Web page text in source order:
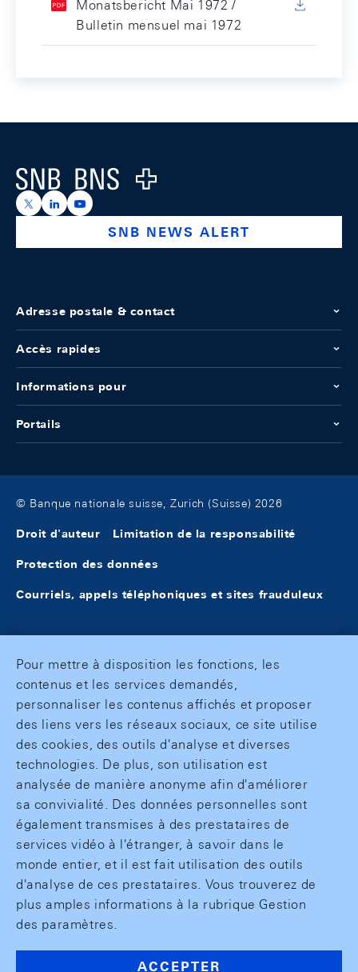
Monatsbericht Mai 1972 /
Bulletin mensuel mai 1972
Logo
https://x.com/snb_bns
https://ch.linkedin.com/company/swiss-national-
https://www.youtube.com/@swissnationalbank
SNB NEWS ALERT
Adresse postale & contact
Accès rapides
Informations pour
Portails
© Banque nationale suisse, Zurich (Suisse) 2026
Droit d'auteur Limitation de la responsabilité
Protection des données
Courriels, appels téléphoniques et sites frauduleux
Pour mettre à disposition les fonctions, les
contenus et les services demandés,
personnaliser les contenus affichés et proposer
des liens vers les réseaux sociaux, ce site utilise
des cookies, des outils d'analyse et diverses
technologies. De plus, son utilisation est
analysée de manière anonyme afin d'améliorer
sa convivialité. Des données personnelles sont
également transmises à des prestataires de
services vidéo à l'étranger, à savoir dans le
monde entier, et il est fait utilisation des outils
d'analyse de ces prestataires. Vous trouverez de
plus amples informations à la rubrique Gestion
des paramètres.
ACCEPTER